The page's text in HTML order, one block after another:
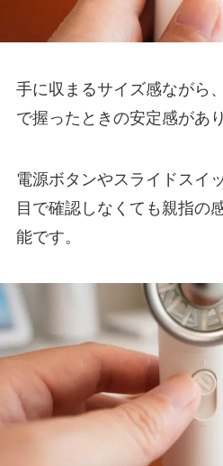
手に収まるサイズ感ながら
で握ったときの安定感があ
電源ボタンやスライドスイ
目で確認しなくても親指の
能です。